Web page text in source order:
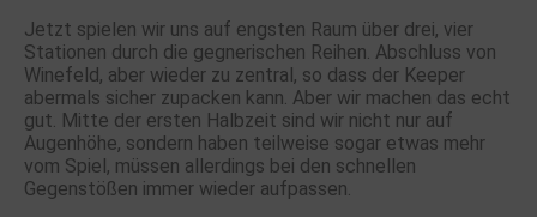
Jetzt spielen wir uns auf engsten Raum über drei, vier
Stationen durch die gegnerischen Reihen. Abschluss von
Winefeld, aber wieder zu zentral, so dass der Keeper
abermals sicher zupacken kann. Aber wir machen das echt
gut. Mitte der ersten Halbzeit sind wir nicht nur auf
Augenhöhe, sondern haben teilweise sogar etwas mehr
vom Spiel, müssen allerdings bei den schnellen
Gegenstößen immer wieder aufpassen.